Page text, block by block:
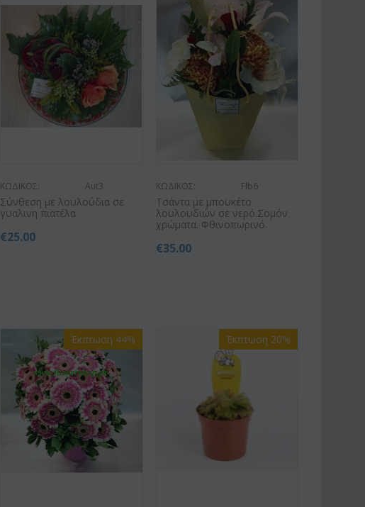
ΚΩΔΙΚΟΣ: Aut3
Σύνθεση με λουλούδια σε
γυαλινη πιατέλα
€25.00
ΚΩΔΙΚΟΣ: Flb6
Τσάντα με μπουκέτο
λουλουδιών σε νερό.Σομόν
χρώματα. Φθινοπωρινό.
€35.00
Έκπτωση 44% Έκπτωση 20%